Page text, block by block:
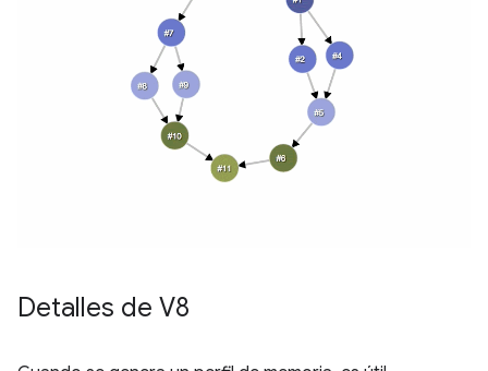
Detalles de V8